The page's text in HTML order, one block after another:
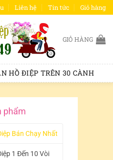
Liên hệ Tin tức Giỏ hàng
GIỎ HÀNG
HỒ ĐIỆP TRÊN 30 CÀNH
phẩm
Bán Chạy Nhất
1 Đến 10 Vòi